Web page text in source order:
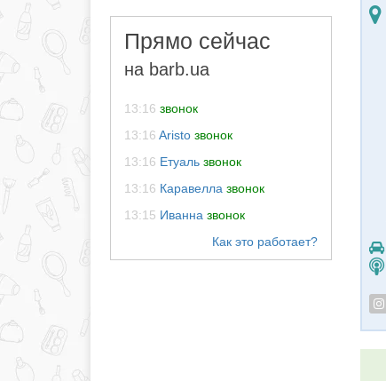
Прямо сейчас
на barb.ua
13:16 звонок
13:16 Aristo звонок
13:16 Етуаль звонок
13:16 Каравелла звонок
13:15 Иванна звонок